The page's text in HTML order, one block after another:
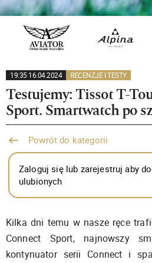
19:35 16.04.2024 RECENZJE I TESTY
Testujemy: Tissot T-
Sport. Smartwatch po
Powrót do kategorii
Zaloguj się lub zarejestruj aby
ulubionych
Kilka dni temu w nasze ręce
Connect Sport, najnowszy
kontynuator serii Connect i